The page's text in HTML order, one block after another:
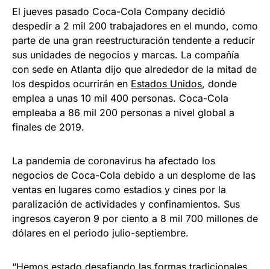
El jueves pasado Coca-Cola Company decidió
despedir a 2 mil 200 trabajadores en el mundo, como
parte de una gran reestructuración tendente a reducir
sus unidades de negocios y marcas. La compañía
con sede en Atlanta dijo que alrededor de la mitad de
los despidos ocurrirán en Estados Unidos, donde
emplea a unas 10 mil 400 personas. Coca-Cola
empleaba a 86 mil 200 personas a nivel global a
finales de 2019.
La pandemia de coronavirus ha afectado los
negocios de Coca-Cola debido a un desplome de las
ventas en lugares como estadios y cines por la
paralización de actividades y confinamientos. Sus
ingresos cayeron 9 por ciento a 8 mil 700 millones de
dólares en el periodo julio-septiembre.
“Hemos estado desafiando las formas tradicionales